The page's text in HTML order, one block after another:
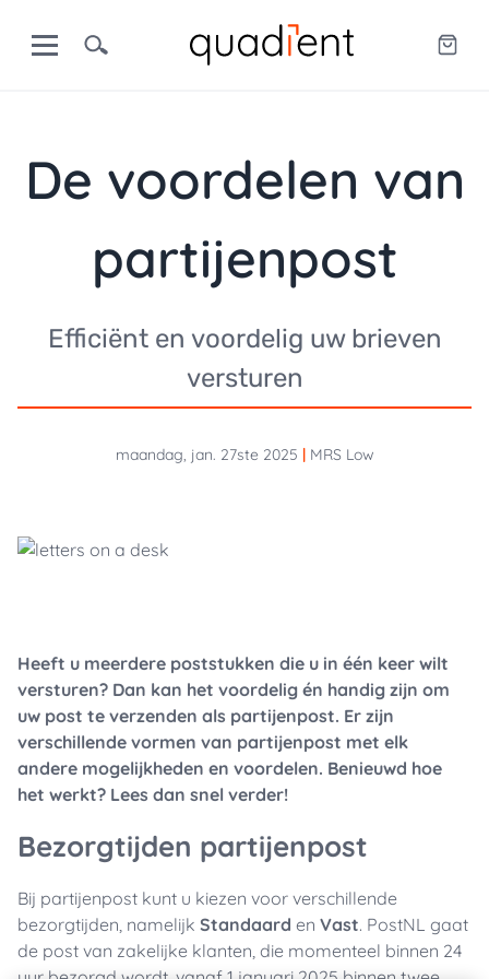
De voordelen van
partijenpost
Efficiënt en voordelig uw brieven
versturen
maandag, jan. 27ste 2025 | MRS Low
Heeft u meerdere poststukken die u in één keer wilt
versturen? Dan kan het voordelig én handig zijn om
uw post te verzenden als partijenpost. Er zijn
verschillende vormen van partijenpost met elk
andere mogelijkheden en voordelen. Benieuwd hoe
het werkt? Lees dan snel verder!
Bezorgtijden partijenpost
Bij partijenpost kunt u kiezen voor verschillende
bezorgtijden, namelijk Standaard en Vast. PostNL gaat
de post van zakelijke klanten, die momenteel binnen 24